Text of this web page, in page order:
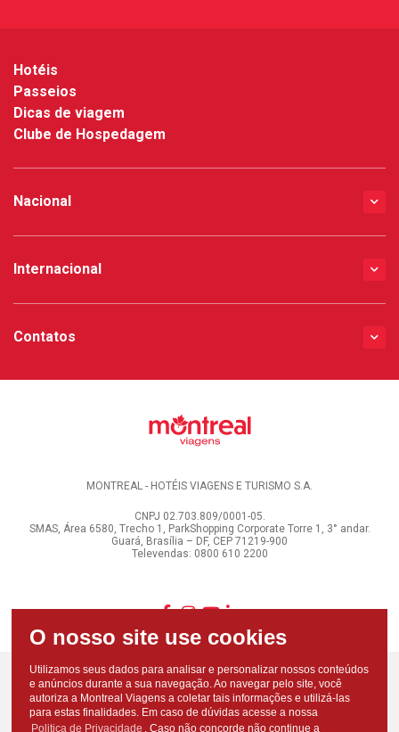
Hotéis
Passeios
Dicas de viagem
Clube de Hospedagem
Nacional
Internacional
Contatos
MONTREAL - HOTÉIS VIAGENS E TURISMO S.A.
CNPJ 02.703.809/0001-05.
SMAS, Área 6580, Trecho 1, ParkShopping Corporate Torre 1, 3° andar.
Guará, Brasília – DF, CEP 71219-900
Televendas: 0800 610 2200
Utilizamos seus dados para analisar e personalizar nossos conteúdos
e anúncios durante a sua navegação. Ao navegar pelo site, você
autoriza a Montreal Viagens a coletar tais informações e utilizá-las
para estas finalidades. Em caso de dúvidas acesse a nossa
Politica de Privacidade . Caso não concorde não continue a